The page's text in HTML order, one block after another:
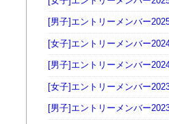
[男子]エントリーメンバー
[女子]エントリーメンバー
[男子]エントリーメンバー
[女子]エントリーメンバー
[男子]エントリーメンバー